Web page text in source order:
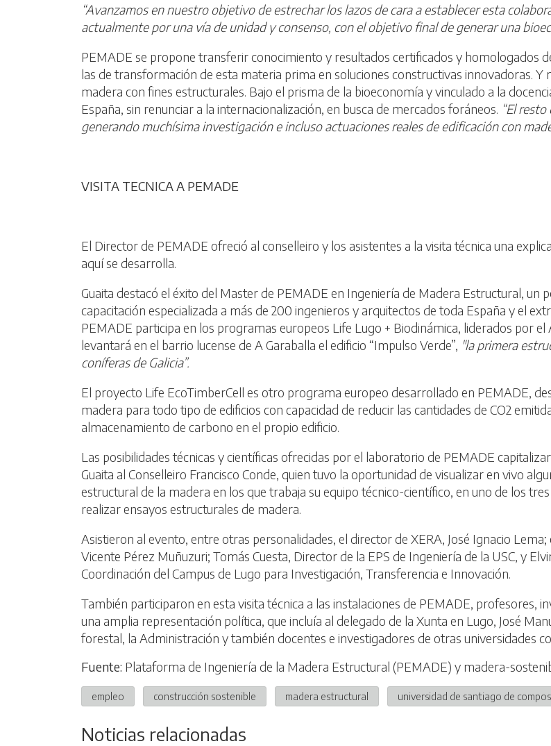
“Avanzamos en nuestro objetivo de estrechar los lazos de cara a establecer esta
actualmente por una vía de unidad y consenso, con el objetivo final de generar una
PEMADE se propone transferir conocimiento y resultados certificados y homologados
las de transformación de esta materia prima en soluciones constructivas innovadoras.
madera con fines estructurales. Bajo el prisma de la bioeconomía y vinculado a la
España, sin renunciar a la internacionalización, en busca de mercados foráneos. “El
generando muchísima investigación e incluso actuaciones reales de edificación con
VISITA TECNICA A PEMADE
El Director de PEMADE ofreció al conselleiro y los asistentes a la visita técnica una
aquí se desarrolla.
Guaita destacó el éxito del Master de PEMADE en Ingeniería de Madera Estructural, un
capacitación especializada a más de 200 ingenieros y arquitectos de toda España y el
PEMADE participa en los programas europeos Life Lugo + Biodinámica, liderados por
levantará en el barrio lucense de A Garaballa el edificio “Impulso Verde”, "la primera
coníferas de Galicia”.
El proyecto Life EcoTimberCell es otro programa europeo desarrollado en PEMADE,
madera para todo tipo de edificios con capacidad de reducir las cantidades de CO2
almacenamiento de carbono en el propio edificio.
Las posibilidades técnicas y científicas ofrecidas por el laboratorio de PEMADE
Guaita al Conselleiro Francisco Conde, quien tuvo la oportunidad de visualizar en vivo
estructural de la madera en los que trabaja su equipo técnico-científico, en uno de los
realizar ensayos estructurales de madera.
Asistieron al evento, entre otras personalidades, el director de XERA, José Ignacio
Vicente Pérez Muñuzuri; Tomás Cuesta, Director de la EPS de Ingeniería de la USC, y
Coordinación del Campus de Lugo para Investigación, Transferencia e Innovación.
También participaron en esta visita técnica a las instalaciones de PEMADE, profesores,
una amplia representación política, que incluía al delegado de la Xunta en Lugo, José
forestal, la Administración y también docentes e investigadores de otras universidades
Fuente: Plataforma de Ingeniería de la Madera Estructural (PEMADE) y madera-
empleo construcción sostenible madera estructural universidad de santiago de
Noticias relacionadas